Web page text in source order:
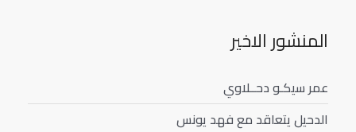
المنشور الاخير
عمر سيكـو دحــلاوي
الدحيل يتعاقد مع فهد يونس